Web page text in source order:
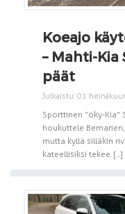
Koeajo
– Mahti-
päät
Julkaistu: 01
Sporttinen ”öky-Kia”
houkuttele
mutta kyllä silläkin
kateellisiksi tekee. [...]